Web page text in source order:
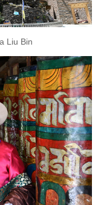
Liu Bin